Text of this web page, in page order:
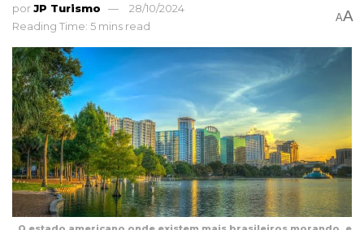
porJP Turismo
28/10/2024
Reading Time: 5 mins read
AA